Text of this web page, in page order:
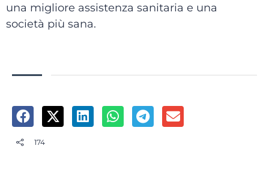
una migliore assistenza sanitaria e una
società più sana.
174